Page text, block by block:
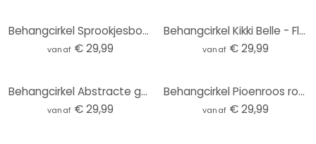
Behangcirkel Sprookjesbos - Kiciak - vliesbehang/zelfklevend vliesbehang
vanaf € 29,99
Behangcirkel Kikki Belle - Flamingo Oase - vliesbehang/zelfklevend vliesbehang
vanaf € 29,99
Behangcirkel Abstracte golven in het licht van de schemering - Alpenglow Workshop - vliesbehang/zelf
vanaf € 29,99
Behangcirkel Pioenroos roze - Haase - vliesbehang/zelfklevend vliesbehang
vanaf € 29,99